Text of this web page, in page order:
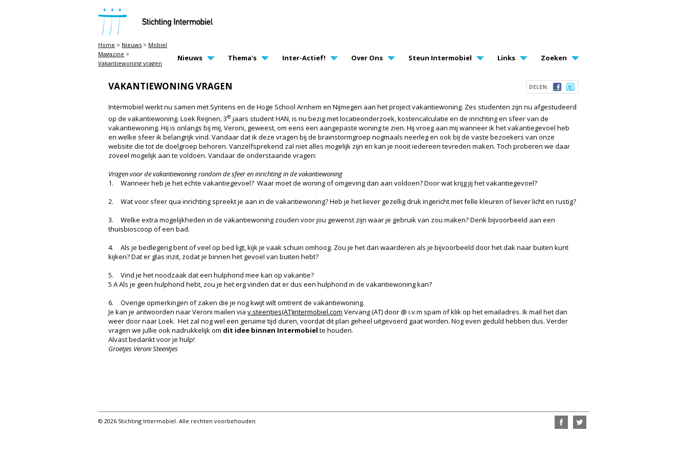
STICHTING INTERMOBIEL
MAIN PAGE NAVIGATION
Nieuws Thema's Inter-Actief! Over Ons Steun Intermobiel Links Zoeken
Home > Nieuws > Mobiel
Magazine >
Vakantiewoning vragen
DELEN:
VAKANTIEWONING VRAGEN
Intermobiel werkt nu samen met Syntens en de Hoge School Arnhem en Nijmegen aan het project vakantiewoning. Zes studenten zijn nu afgestudeerd
op de vakantiewoning. Loek Reijnen, 3e jaars student HAN, is nu bezig met locatieonderzoek, kostencalculatie en de inrichting en sfeer van de
vakantiewoning. Hij is onlangs bij mij, Veroni, geweest, om eens een aangepaste woning te zien. Hij vroeg aan mij wanneer ik het vakantiegevoel heb
en welke sfeer ik belangrijk vind. Vandaar dat ik deze vragen bij de brainstormgroep nogmaals neerleg en ook bij de vaste bezoekers van onze
website die tot de doelgroep behoren. Vanzelfsprekend zal niet alles mogelijk zijn en kan je nooit iedereen tevreden maken. Toch proberen we daar
zoveel mogelijk aan te voldoen. Vandaar de onderstaande vragen:
Vragen voor de vakantiewoning rondom de sfeer en inrichting in de vakantiewoning
1.
Wanneer heb je het echte vakantiegevoel? Waar moet de woning of omgeving dan aan voldoen? Door wat krijg jij het vakantiegevoel?
2.
Wat voor sfeer qua inrichting spreekt je aan in de vakantiewoning? Heb je het liever gezellig druk ingericht met felle kleuren of liever licht en rustig?
3.
Welke extra mogelijkheden in de vakantiewoning zouden voor jou gewenst zijn waar je gebruik van zou maken? Denk bijvoorbeeld aan een
thuisbioscoop of een bad.
4.
Als je bedlegerig bent of veel op bed ligt, kijk je vaak schuin omhoog. Zou je het dan waarderen als je bijvoorbeeld door het dak naar buiten kunt
kijken? Dat er glas inzit, zodat je binnen het gevoel van buiten hebt?
5.
Vind je het noodzaak dat een hulphond mee kan op vakantie?
5 A Als je geen hulphond hebt, zou je het erg vinden dat er dus een hulphond in de vakantiewoning kan?
6.
Overige opmerkingen of zaken die je nog kwijt wilt omtrent de vakantiewoning.
Je kan je antwoorden naar Veroni mailen via v.steentjes(AT)intermobiel.com Vervang (AT) door @ i.v.m spam of klik op het emailadres. Ik mail het dan
weer door naar Loek. Het zal nog wel een geruime tijd duren, voordat dit plan geheel uitgevoerd gaat worden. Nog even geduld hebben dus. Verder
vragen we jullie ook nadrukkelijk om dit idee binnen Intermobiel te houden.
Alvast bedankt voor je hulp!
Groetjes Veroni Steentjes
© 2026 Stichting Intermobiel. Alle rechten voorbehouden